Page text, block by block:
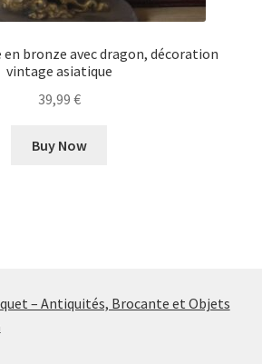
en bronze avec dragon, décoration
vintage asiatique
39,99 €
Buy Now
– Antiquités, Brocante et Objets